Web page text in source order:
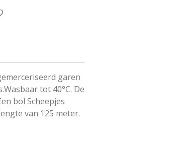
garen
tot 40°C. De
bol Scheepjes
van 125 meter.